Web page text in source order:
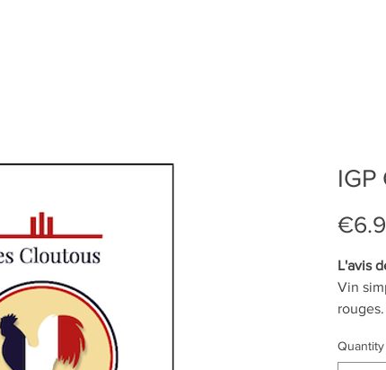
IGP
L'avis
Vin
rouges.
Quantity